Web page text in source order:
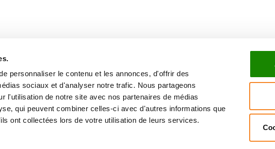
personnaliser le contenu et les annonces, d'offrir des
sociaux et d'analyser notre trafic. Nous partageons
l'utilisation de notre site avec nos partenaires de médias
qui peuvent combiner celles-ci avec d'autres informations que
ont collectées lors de votre utilisation de leurs services.